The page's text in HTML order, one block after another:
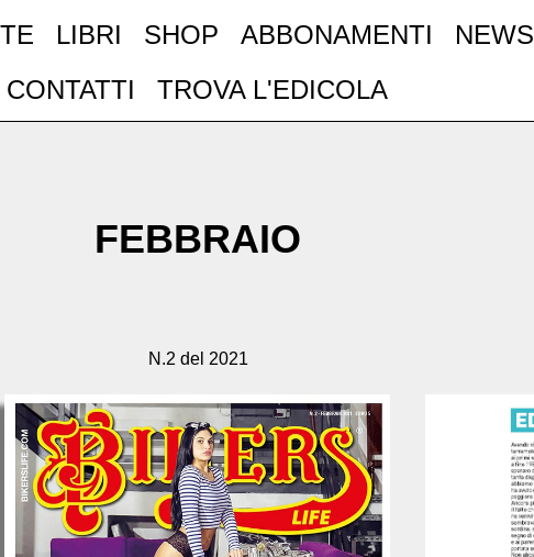
LIBRI SHOP ABBONAMENTI NEWS
CONTATTI
TROVA L'EDICOLA
FEBBRAIO
N.2 del 2021